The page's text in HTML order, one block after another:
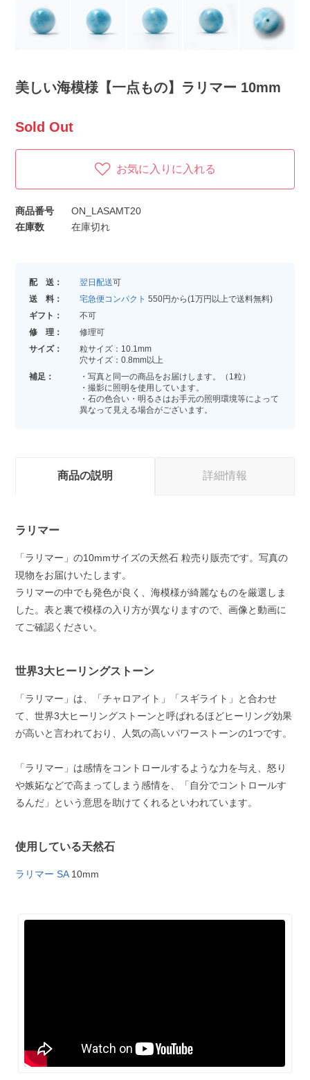
美しい海模様【一点もの】ラリマー 10mm
Sold Out
お気に入りに入れる
商品番号
ON_LASAMT20
在庫数
在庫切れ
配 送： 翌日配送可
送 料：
宅急便コンパクト 550円から(1万円以上で送料無料)
ギフト：
不可
修 理：
修理可
サイズ：
粒サイズ：10.1mm
穴サイズ：0.8mm以上
補足：
・写真と同一の商品をお届けします。（1粒）
・撮影に照明を使用しています。
・石の色合い・明るさはお手元の照明環境等によって
異なって見える場合がございます。
商品の説明 詳細情報
ラリマー
「ラリマー」の10mmサイズの天然石 粒売り販売です。写真の
現物をお届けいたします。
ラリマーの中でも発色が良く、海模様が綺麗なものを厳選しま
した。表と裏で模様の入り方が異なりますので、画像と動画に
てご確認ください。
世界3大ヒーリングストーン
「ラリマー」は、「チャロアイト」「スギライト」と合わせ
て、世界3大ヒーリングストーンと呼ばれるほどヒーリング効果
が高いと言われており、人気の高いパワーストーンの1つです。
「ラリマー」は感情をコントロールするような力を与え、怒り
や嫉妬などで高まってしまう感情を、「自分でコントロールす
るんだ」という意思を助けてくれるといわれています。
使用している天然石
ラリマー SA10mm